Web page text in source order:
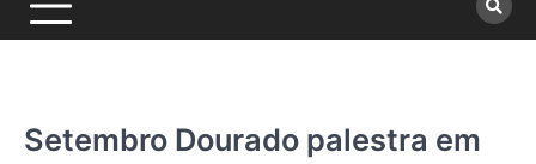
Setembro Dourado palestra em